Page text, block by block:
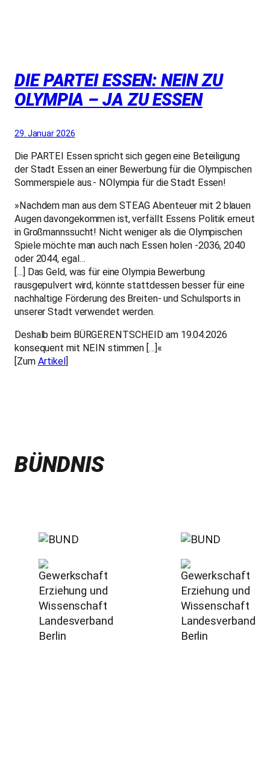
DIE PARTEI ESSEN: NEIN ZU
OLYMPIA – JA ZU ESSEN
29. Januar 2026
Die PARTEI Essen spricht sich gegen eine Beteiligung
der Stadt Essen an einer Bewerbung für die Olympischen
Sommerspiele aus.- NOlympia für die Stadt Essen!
»Nachdem man aus dem STEAG Abenteuer mit 2 blauen
Augen davongekommen ist, verfällt Essens Politik erneut
in Großmannssucht! Nicht weniger als die Olympischen
Spiele möchte man auch nach Essen holen -2036, 2040
oder 2044, egal…
[…] Das Geld, was für eine Olympia Bewerbung
rausgepulvert wird, könnte stattdessen besser für eine
nachhaltige Förderung des Breiten- und Schulsports in
unserer Stadt verwendet werden.
Deshalb beim BÜRGERENTSCHEID am 19.04.2026
konsequent mit NEIN stimmen […]«
[Zum Artikel]
BÜNDNIS